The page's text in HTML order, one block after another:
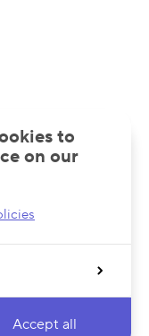
to
on our
Accept all